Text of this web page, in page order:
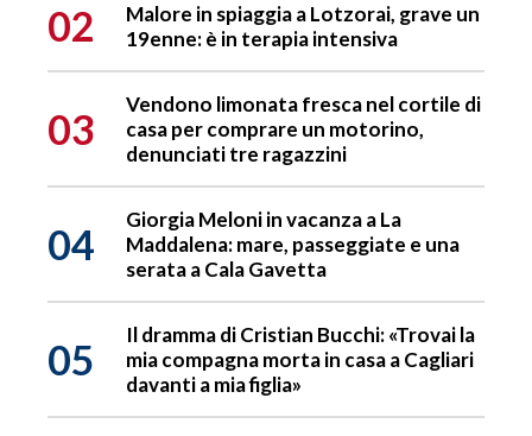
02
Malore in spiaggia a Lotzorai, grave un
19enne: è in terapia intensiva
03
Vendono limonata fresca nel cortile di
casa per comprare un motorino,
denunciati tre ragazzini
04
Giorgia Meloni in vacanza a La
Maddalena: mare, passeggiate e una
serata a Cala Gavetta
05
Il dramma di Cristian Bucchi: «Trovai la
mia compagna morta in casa a Cagliari
davanti a mia figlia»